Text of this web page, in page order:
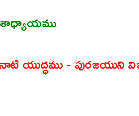
యుద్ధము - పురజయుని